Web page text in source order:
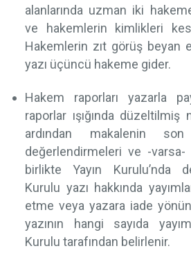
alanlarında uzman iki
ve hakemlerin kimlikleri
Hakemlerin zıt görüş beyan
yazı üçüncü hakeme gider.
Hakem raporları yazarla
raporlar ışığında düzeltilmiş
ardından makalenin
değerlendirmeleri ve -varsa-
birlikte Yayın Kurulu’nda
Kurulu yazı hakkında
etme veya yazara iade
yazının hangi sayıda
Kurulu tarafından belirlenir.